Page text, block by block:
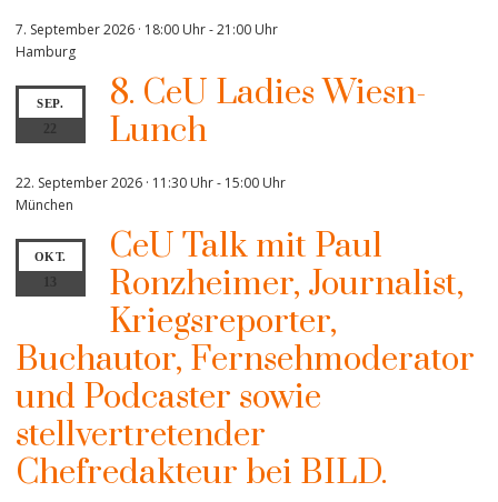
7. September 2026 · 18:00 Uhr-21:00 Uhr
Hamburg
SEP.
22
8. CeU Ladies Wiesn-
Lunch
22. September 2026 · 11:30 Uhr- 15:00 Uhr
München
OKT.
13
CeU Talk mit Paul
Ronzheimer, Journalist,
Kriegsreporter,
Buchautor, Fernsehmoderator
und Podcaster sowie
stellvertretender
Chefredakteur bei BILD.